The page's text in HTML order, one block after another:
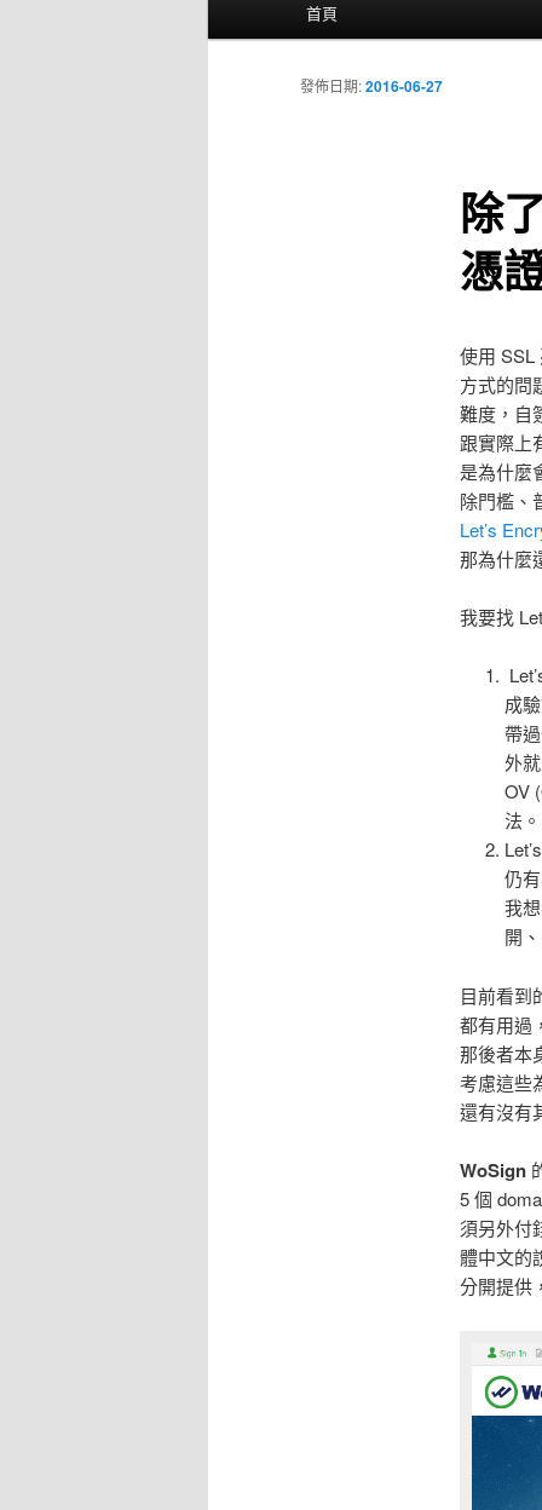
首頁
除
憑
發佈日期:2016-06-27
使用 SSL
方式的問
難度，自
跟實際上
是為什麼
除門檻、
Let’s
那為什麼
我要找
成
帶
外
OV
法。
仍
我
開
目前看到
都有用過
那後者本
考慮這些
還有沒有
WoSign
5 個
須另外付
體中文的
分開提供